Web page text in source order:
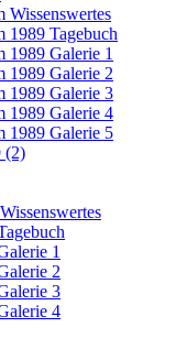
Wissenswertes
1989 Tagebuch
1989 Galerie 1
1989 Galerie 2
1989 Galerie 3
1989 Galerie 4
1989 Galerie 5
(2)
1
2
3
4